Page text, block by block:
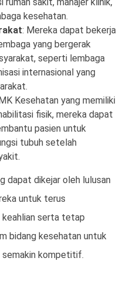
kesehatan.
: Mereka dapat bekerja
yang bergerak
seperti lembaga
internasional yang
Kesehatan yang memiliki
fisik, mereka dapat
pasien untuk
tubuh setelah
dapat dikejar oleh lulusan
untuk terus
keahlian serta tetap
bidang kesehatan untuk
semakin kompetitif.